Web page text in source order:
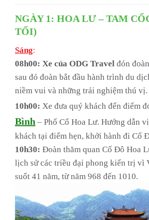
NGÀY 1: HOA LƯ – TAM
TỐI)
Sáng:
08h00: Xe của ODG Travel đón
sau đó đoàn bắt đầu hành trình du
niềm vui và những trải nghiệm thú vị.
10h00: Xe đưa quý khách đến điểm
Bình – Phố Cổ Hoa Lư. Hướng dẫn
khách tại điểm hẹn, khởi hành đi Cố
10h30: Đoàn thăm quan Cố Đô Hoa
lịch sử các triều đại phong kiến trị vì
suốt 41 năm, từ năm 968 đến 1010.